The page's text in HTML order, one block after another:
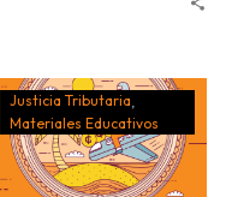
Justicia Tributaria
Materiales Educativos